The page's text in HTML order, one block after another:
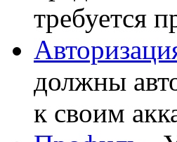
требуется
должны
к своим